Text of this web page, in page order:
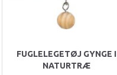
FUGLELEGETØJ GYNGE I
NATURTRÆ